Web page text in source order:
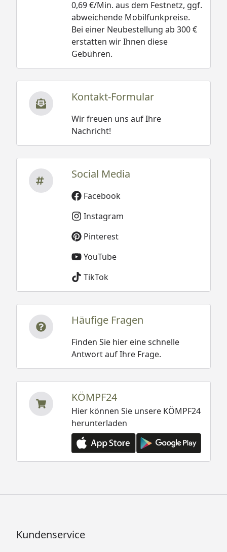
0,69 €/Min. aus dem Festnetz, ggf.
abweichende Mobilfunkpreise.
Bei einer Neubestellung ab 300 €
erstatten wir Ihnen diese
Gebühren.
Kontakt-Formular
Wir freuen uns auf Ihre
Nachricht!
Social Media
Facebook
Instagram
Pinterest
YouTube
TikTok
Häufige Fragen
Finden Sie hier eine schnelle
Antwort auf Ihre Frage.
KÖMPF24
Hier können Sie unsere KÖMPF24
herunterladen
Kundenservice